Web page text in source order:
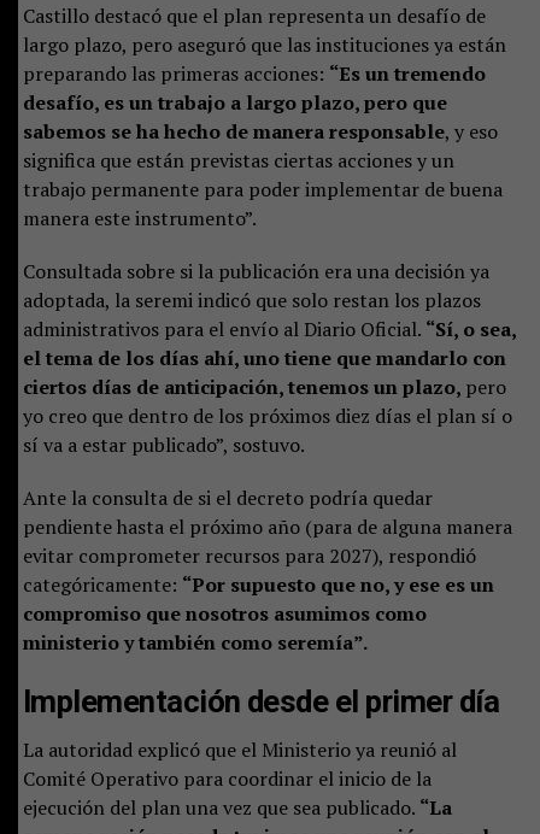
Castillo destacó que el plan representa un desafío de
largo plazo, pero aseguró que las instituciones ya están
preparando las primeras acciones: “Es un tremendo
desafío, es un trabajo a largo plazo, pero que
sabemos se ha hecho de manera responsable, y eso
significa que están previstas ciertas acciones y un
trabajo permanente para poder implementar de buena
manera este instrumento”.
Consultada sobre si la publicación era una decisión ya
adoptada, la seremi indicó que solo restan los plazos
administrativos para el envío al Diario Oficial. “Sí, o sea,
el tema de los días ahí, uno tiene que mandarlo con
ciertos días de anticipación, tenemos un plazo, pero
yo creo que dentro de los próximos diez días el plan sí o
sí va a estar publicado”, sostuvo.
Ante la consulta de si el decreto podría quedar
pendiente hasta el próximo año (para de alguna manera
evitar comprometer recursos para 2027), respondió
categóricamente: “Por supuesto que no, y ese es un
compromiso que nosotros asumimos como
ministerio y también como seremía”.
Implementación desde el primer día
La autoridad explicó que el Ministerio ya reunió al
Comité Operativo para coordinar el inicio de la
ejecución del plan una vez que sea publicado. “La